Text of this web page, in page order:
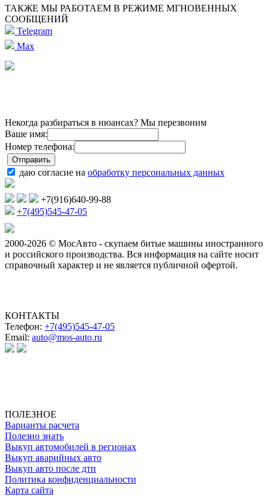
ТАКЖЕ МЫ РАБОТАЕМ В РЕЖИМЕ МГНОВЕННЫХ
СООБЩЕНИЙ
Telegram
Max
Некогда разбираться в нюансах? Мы перезвоним
Ваше имя:
Номер телефона:
даю согласие на обработку персональных данных
+7(916)640-99-88
+7(495)545-47-05
2000-2026 © МосАвто - скупаем битые машины иностранного
и российского производства. Вся информация на сайте носит
справочный характер и не является публичной офертой.
КОНТАКТЫ
Телефон: +7(495)545-47-05
Email: auto@mos-auto.ru
ПОЛЕЗНОЕ
Варианты расчета
Полезно знать
Выкуп автомобилей в регионах
Выкуп аварийных авто
Выкуп авто после дтп
Политика конфиденциальности
Карта сайта